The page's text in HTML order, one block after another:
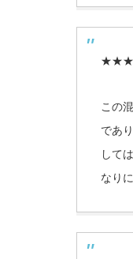
この
であ
して
なり